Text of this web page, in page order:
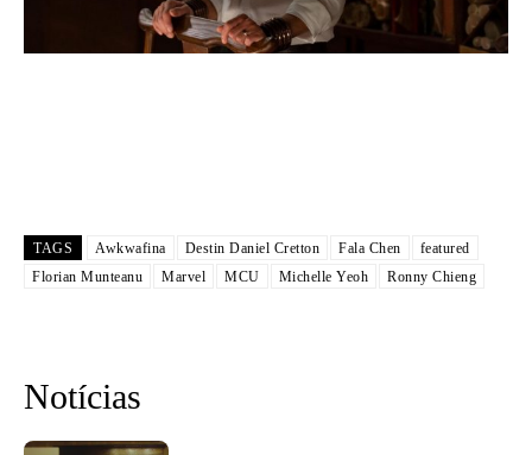
TAGS Awkwafina Destin Daniel Cretton Fala Chen
featured
Florian Munteanu
Marvel MCU Michelle Yeoh Ronny Chieng
Notícias